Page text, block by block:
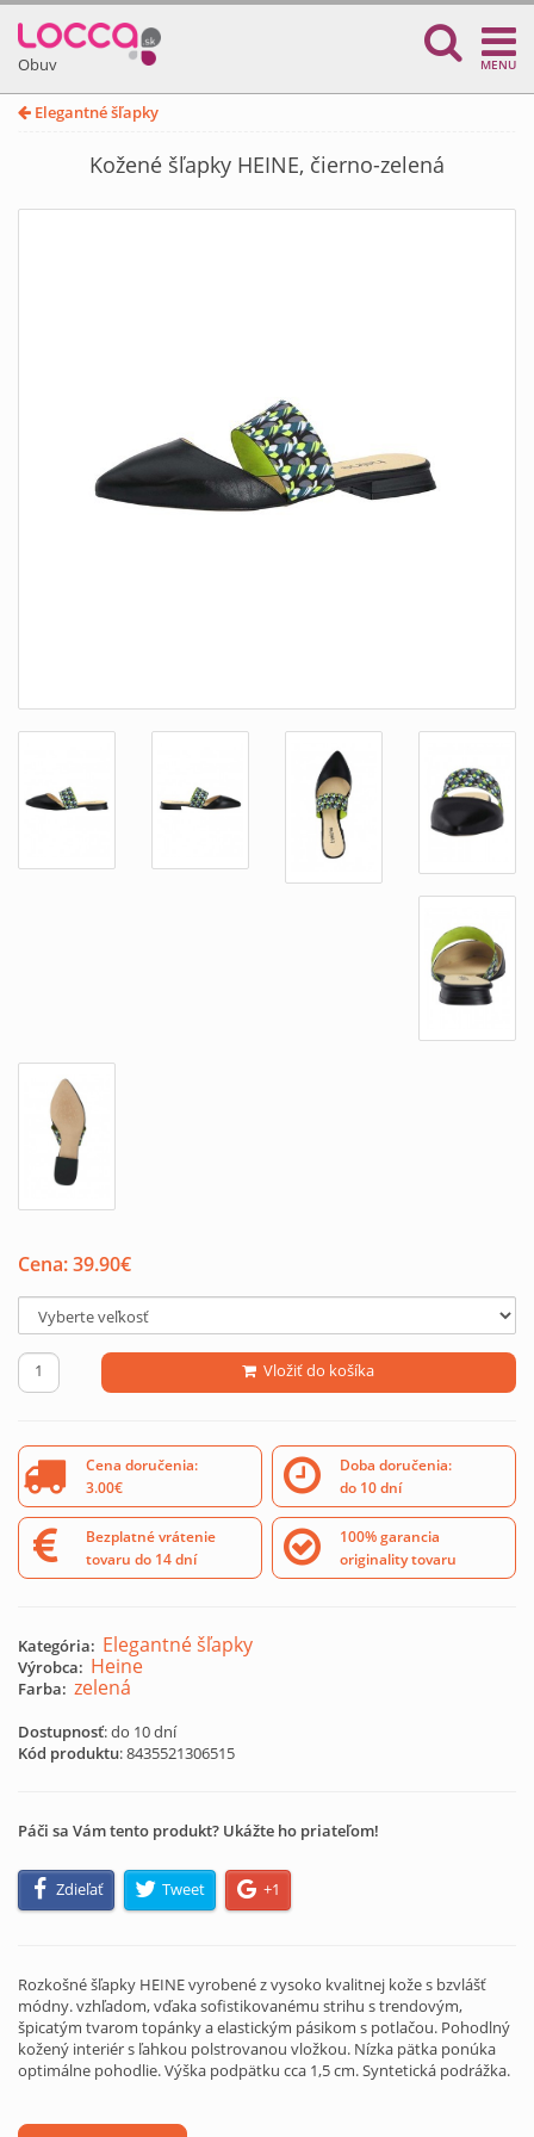
Obuv MENU
Elegantné šľapky
Kožené šľapky HEINE, čierno-zelená
Cena:39.90€
Vložiť do košíka
Cena doručenia:
3.00€
Doba doručenia:
do 10 dní
Bezplatné vrátenie
tovaru do 14 dní
100% garancia
originality tovaru
Kategória: Elegantné šľapky
Výrobca: Heine
Farba: zelená
Dostupnosť: do 10 dní
Kód produktu:8435521306515
Páči sa Vám tento produkt? Ukážte ho priateľom!
Zdieľať Tweet +1
Rozkošné šľapky HEINE vyrobené z vysoko kvalitnej kože s bzvlášť
módny. vzhľadom, vďaka sofistikovanému strihu s trendovým,
špicatým tvarom topánky a elastickým pásikom s potlačou. Pohodlný
kožený interiér s ľahkou polstrovanou vložkou. Nízka pätka ponúka
optimálne pohodlie. Výška podpätku cca 1,5 cm. Syntetická podrážka.